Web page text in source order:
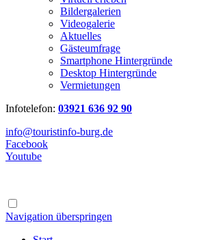
Bildergalerien
Videogalerie
Aktuelles
Gästeumfrage
Smartphone Hintergründe
Desktop Hintergründe
Vermietungen
Infotelefon: 03921 636 92 90
info@touristinfo-burg.de
Facebook
Youtube
Navigation überspringen